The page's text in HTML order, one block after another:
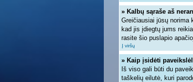
» Kalbų sąraše aš
Greičiausiai jūsų norima
kad jis įdiegtų jums
rasite šio puslapio
Į viršų
» Kaip įsidėti
Iš viso gali būti du
taškelių eilutė, kuri